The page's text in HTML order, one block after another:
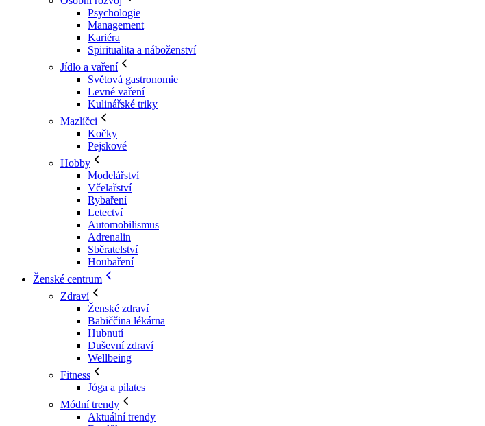
Psychologie
Management
Kariéra
Spiritualita a náboženství
Jídlo a vaření
Světová gastronomie
Levné vaření
Kulinářské triky
Mazlíčci
Kočky
Pejskové
Hobby
Modelářství
Včelařství
Rybaření
Letectví
Automobilismus
Adrenalin
Sběratelství
Houbaření
Ženské centrum
Zdraví
Ženské zdraví
Babiččina lékárna
Hubnutí
Duševní zdraví
Wellbeing
Fitness
Jóga a pilates
Módní trendy
Aktuální trendy